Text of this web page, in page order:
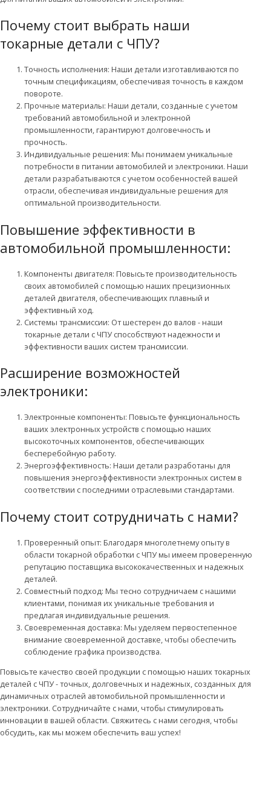
Почему стоит выбрать наши
токарные детали с ЧПУ?
Точность исполнения: Наши детали изготавливаются по
точным спецификациям, обеспечивая точность в каждом
повороте.
Прочные материалы: Наши детали, созданные с учетом
требований автомобильной и электронной
промышленности, гарантируют долговечность и
прочность.
Индивидуальные решения: Мы понимаем уникальные
потребности в питании автомобилей и электроники. Наши
детали разрабатываются с учетом особенностей вашей
отрасли, обеспечивая индивидуальные решения для
оптимальной производительности.
Повышение эффективности в
автомобильной промышленности:
Компоненты двигателя: Повысьте производительность
своих автомобилей с помощью наших прецизионных
деталей двигателя, обеспечивающих плавный и
эффективный ход.
Системы трансмиссии: От шестерен до валов - наши
токарные детали с ЧПУ способствуют надежности и
эффективности ваших систем трансмиссии.
Расширение возможностей
электроники:
Электронные компоненты: Повысьте функциональность
ваших электронных устройств с помощью наших
высокоточных компонентов, обеспечивающих
бесперебойную работу.
Энергоэффективность: Наши детали разработаны для
повышения энергоэффективности электронных систем в
соответствии с последними отраслевыми стандартами.
Почему стоит сотрудничать с нами?
Проверенный опыт: Благодаря многолетнему опыту в
области токарной обработки с ЧПУ мы имеем проверенную
репутацию поставщика высококачественных и надежных
деталей.
Совместный подход: Мы тесно сотрудничаем с нашими
клиентами, понимая их уникальные требования и
предлагая индивидуальные решения.
Своевременная доставка: Мы уделяем первостепенное
внимание своевременной доставке, чтобы обеспечить
соблюдение графика производства.
Повысьте качество своей продукции с помощью наших токарных
деталей с ЧПУ - точных, долговечных и надежных, созданных для
динамичных отраслей автомобильной промышленности и
электроники. Сотрудничайте с нами, чтобы стимулировать
инновации в вашей области. Свяжитесь с нами сегодня, чтобы
обсудить, как мы можем обеспечить ваш успех!